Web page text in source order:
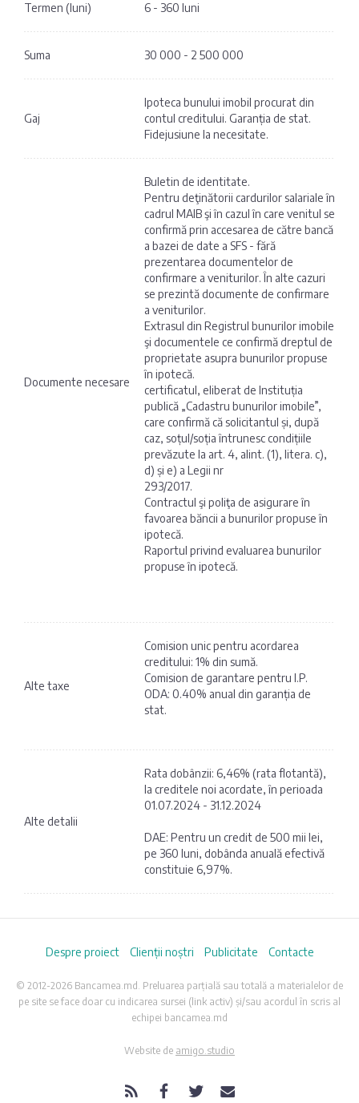
Termen (luni) 6 - 360 luni
Suma 30 000 - 2 500 000
Gaj
Ipoteca bunului imobil procurat din
contul creditului. Garanția de stat.
Fidejusiune la necesitate.
Documente necesare
Buletin de identitate.
Pentru deţinătorii cardurilor salariale în
cadrul MAIB şi în cazul în care venitul se
confirmă prin accesarea de către bancă
a bazei de date a SFS - fără
prezentarea documentelor de
confirmare a veniturilor. În alte cazuri
se prezintă documente de confirmare
a veniturilor.
Extrasul din Registrul bunurilor imobile
şi documentele ce confirmă dreptul de
proprietate asupra bunurilor propuse
în ipotecă.
certificatul, eliberat de Instituția
publică „Cadastru bunurilor imobile”,
care confirmă că solicitantul și, după
caz, soțul/soția întrunesc condițiile
prevăzute la art. 4, alint. (1), litera. c),
d) și e) a Legii nr
293/2017.
Contractul şi poliţa de asigurare în
favoarea băncii a bunurilor propuse în
ipotecă.
Raportul privind evaluarea bunurilor
propuse în ipotecă.
Alte taxe
Comision unic pentru acordarea
creditului: 1% din sumă.
Comision de garantare pentru I.P.
ODA: 0.40% anual din garanția de
stat.
Alte detalii
Rata dobânzii: 6,46% (rata flotantă),
la creditele noi acordate, în perioada
01.07.2024 - 31.12.2024
DAE: Pentru un credit de 500 mii lei,
pe 360 luni, dobânda anuală efectivă
constituie 6,97%.
Despre proiect Clienții noștri Publicitate Contacte
© 2012-2026 Bancamea.md. Preluarea parțială sau totală a materialelor de
pe site se face doar cu indicarea sursei (link activ) și/sau acordul în scris al
echipei bancamea.md
Website de amigo.studio